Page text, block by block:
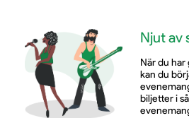
Njut av
När du
kan du
biljetter i